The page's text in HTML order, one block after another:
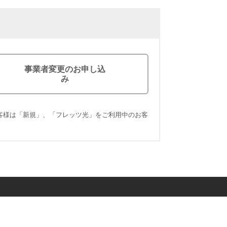
事業者変更のお申し込
み
は「新規」、「フレッツ光」をご利用中のお客